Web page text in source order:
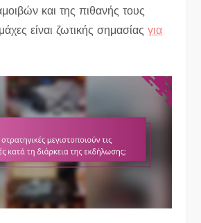
και της πιθανής τους
είναι ζωτικής σημασίαςγια